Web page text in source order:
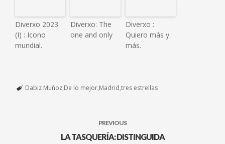
Diverxo 2023
(I) : Icono
mundial.
Diverxo: The
one and only
Diverxo :
Quiero más y
más.
Dabiz Muñoz De lo mejor Madrid tres estrellas
PREVIOUS
LA TASQUERÍA: DISTINGUIDA